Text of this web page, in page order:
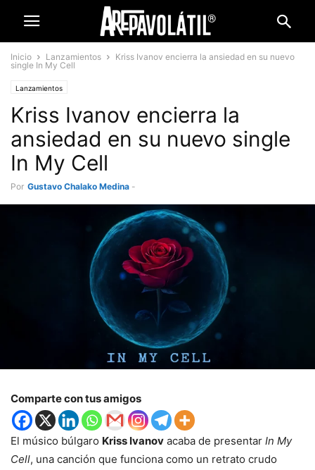
Inicio Lanzamientos
Kriss Ivanov encierra la ansiedad en su nuevo
single In My Cell
Lanzamientos
Kriss Ivanov encierra la
ansiedad en su nuevo single
In My Cell
Por Gustavo Chalako Medina -
Comparte con tus amigos
El músico búlgaro Kriss Ivanov acaba de presentar In My
Cell, una canción que funciona como un retrato crudo